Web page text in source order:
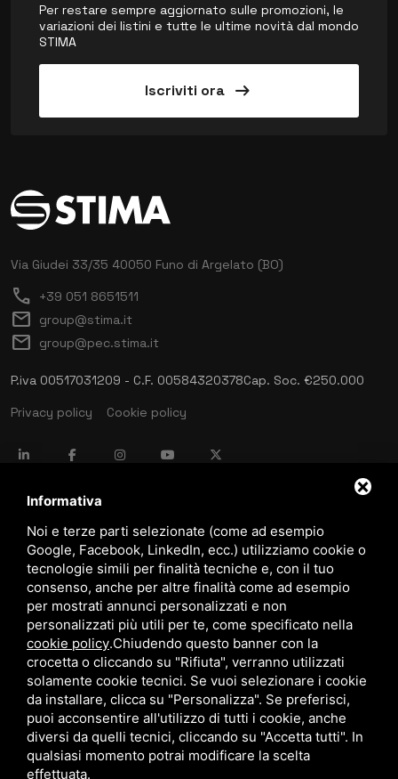
Per restare sempre aggiornato sulle promozioni, le
variazioni dei listini e tutte le ultime novità dal mondo
STIMA
Iscriviti ora arrow_right_alt
Via Giudei 33/35 40050 Funo di Argelato (BO)
call +39 051 8651511
mail group@stima.it
mail group@pec.stima.it
P.iva 00517031209 - C.F. 00584320378Cap. Soc. €250.000
Privacy policy
Cookie policy
language ITALIANO
download Catalogo Stima
download Politica qualità e sicurezza
Questo sito è protetto da Google reCAPTCHA v3,Privacy Policy
Terms of Service
Informativa
Noi e terze parti selezionate (come ad esempio
Google, Facebook, LinkedIn, ecc.) utilizziamo cookie o
tecnologie simili per finalità tecniche e, con il tuo
consenso, anche per altre finalità come ad esempio
per mostrati annunci personalizzati e non
personalizzati più utili per te, come specificato nella
cookie policy.Chiudendo questo banner con la
crocetta o cliccando su "Rifiuta", verranno utilizzati
solamente cookie tecnici. Se vuoi selezionare i cookie
da installare, clicca su "Personalizza". Se preferisci,
puoi acconsentire all'utilizzo di tutti i cookie, anche
diversi da quelli tecnici, cliccando su "Accetta tutti". In
qualsiasi momento potrai modificare la scelta
effettuata.